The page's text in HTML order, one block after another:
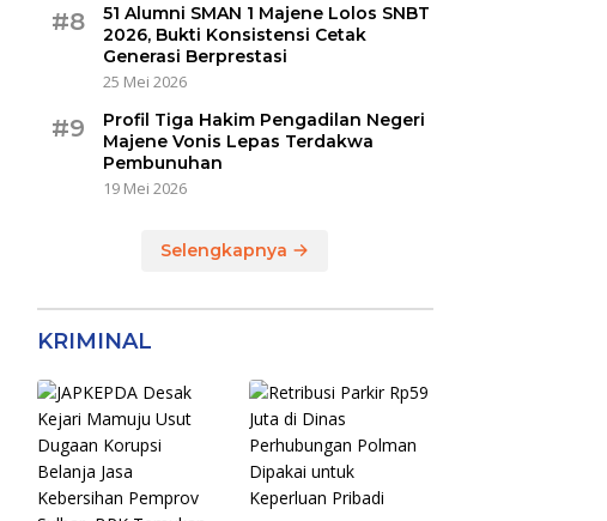
#8
51 Alumni SMAN 1 Majene Lolos SNBT
2026, Bukti Konsistensi Cetak
Generasi Berprestasi
25 Mei 2026
#9
Profil Tiga Hakim Pengadilan Negeri
Majene Vonis Lepas Terdakwa
Pembunuhan
19 Mei 2026
Selengkapnya
KRIMINAL